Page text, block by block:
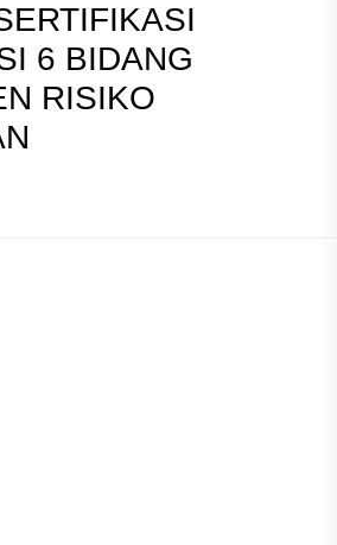
6 BIDANG
RISIKO